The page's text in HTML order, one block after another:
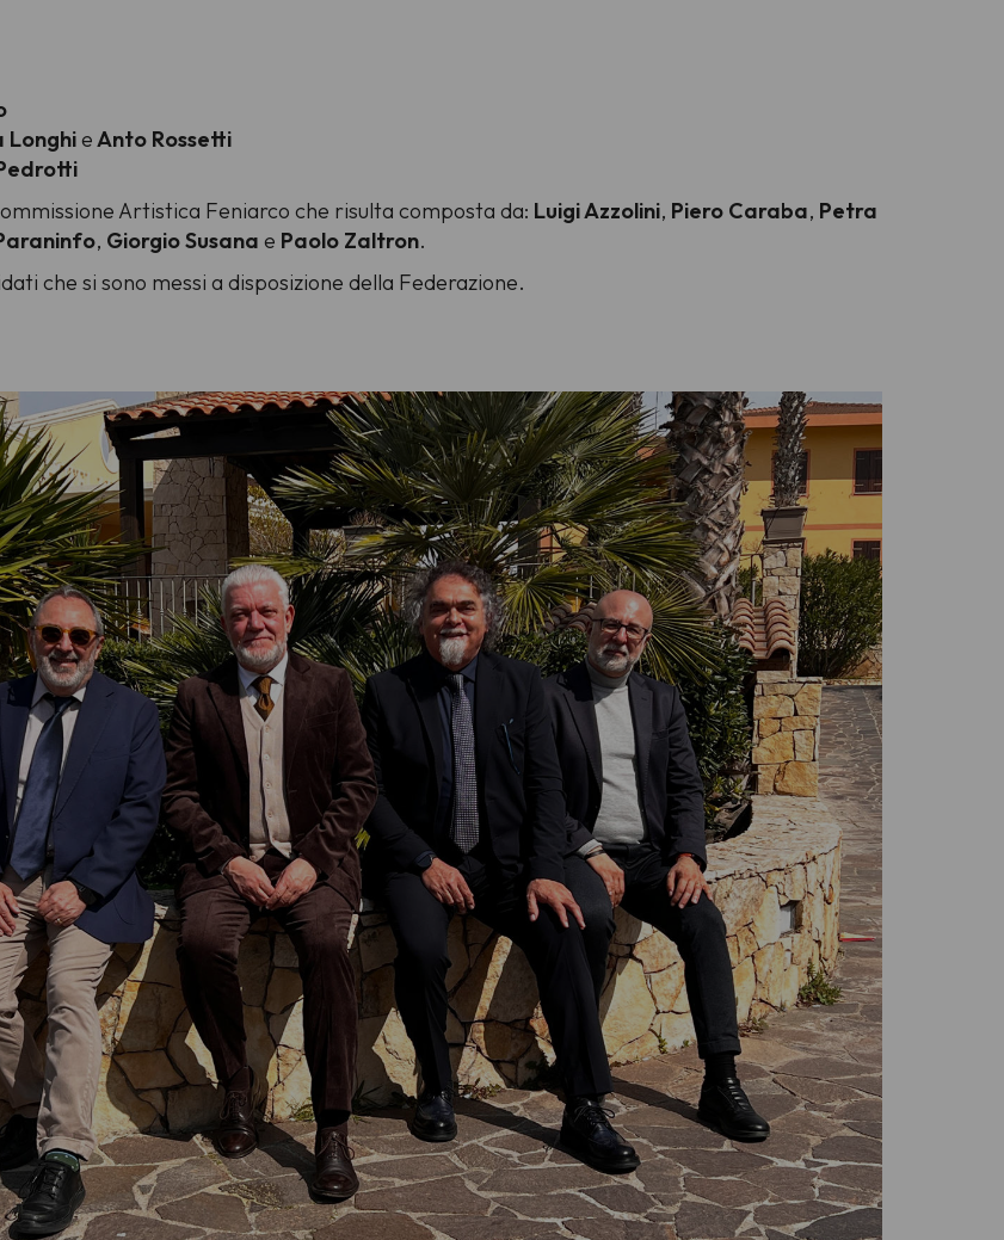
Longhie Anto Rossetti
Artistica Feniarco che risulta composta da: Luigi Azzolini, Piero Caraba, Petra
, Giorgio Susana e Paolo Zaltron.
che si sono messi a disposizione della Federazione.